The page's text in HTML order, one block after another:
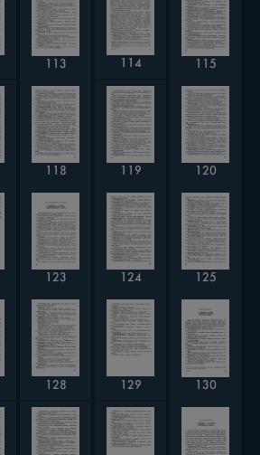
113 114 115
118 119 120
123 124 125
128 129 130